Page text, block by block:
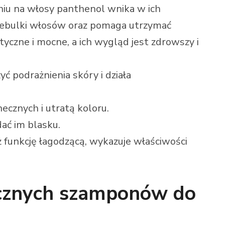
na włosy panthenol wnika w ich
włosów oraz pomaga utrzymać
i mocne, a ich wygląd jest zdrowszy i
podrażnienia skóry i działa
i utratą koloru.
im blasku.
łagodzącą, wykazuje właściwości
szamponów do